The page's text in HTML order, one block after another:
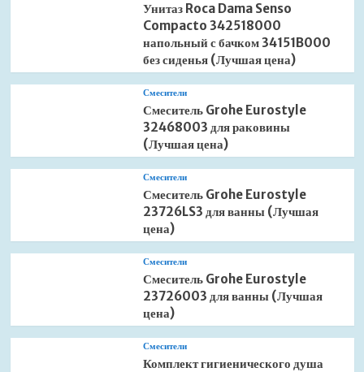
Унитаз Roca Dama Senso
Compacto 342518000
напольный с бачком 34151B000
без сиденья (Лучшая цена)
Смесители
Смеситель Grohe Eurostyle
32468003 для раковины
(Лучшая цена)
Смесители
Смеситель Grohe Eurostyle
23726LS3 для ванны (Лучшая
цена)
Смесители
Смеситель Grohe Eurostyle
23726003 для ванны (Лучшая
цена)
Смесители
Комплект гигиенического душа